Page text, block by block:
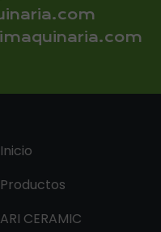
Inicio
Productos
ARI CERAMIC